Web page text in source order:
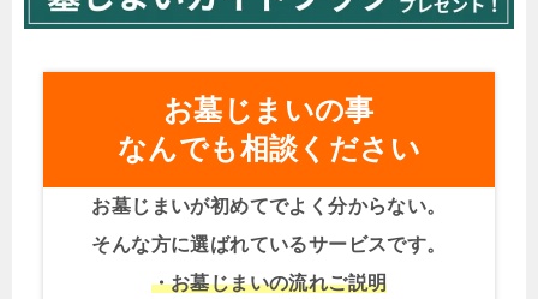
お墓じまいの事
なんでも相談ください
お墓じまいが初めてでよく分からない。
そんな方に選ばれているサービスです。
・お墓じまいの流れご説明